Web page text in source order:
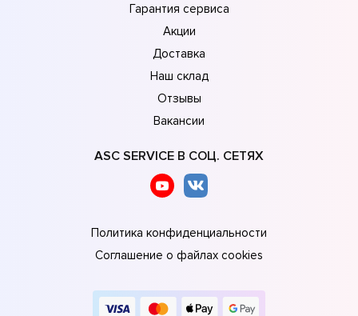
Гарантия сервиса
Акции
Доставка
Наш склад
Отзывы
Вакансии
ASC SERVICE В СОЦ. СЕТЯХ
Политика конфиденциальности
Соглашение о файлах cookies